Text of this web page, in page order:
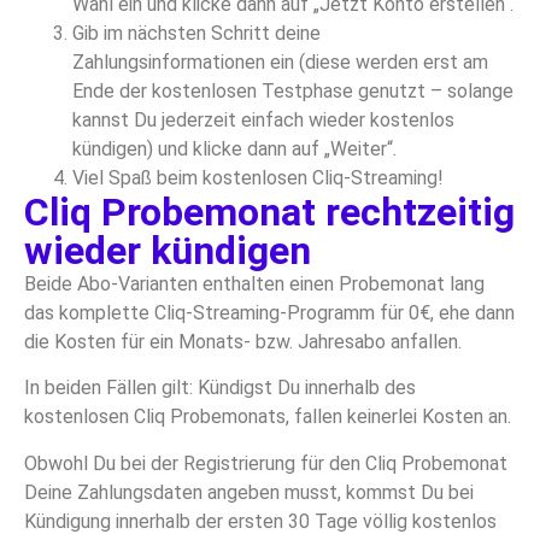
Gib im nächsten Schritt deine
Zahlungsinformationen ein (diese werden erst am
Ende der kostenlosen Testphase genutzt – solange
kannst Du jederzeit einfach wieder kostenlos
kündigen) und klicke dann auf „Weiter“.
Viel Spaß beim kostenlosen Cliq-Streaming!
Cliq Probemonat rechtzeitig
wieder kündigen
Beide Abo-Varianten enthalten einen Probemonat lang
das komplette Cliq-Streaming-Programm für 0€, ehe dann
die Kosten für ein Monats- bzw. Jahresabo anfallen.
In beiden Fällen gilt: Kündigst Du innerhalb des
kostenlosen Cliq Probemonats, fallen keinerlei Kosten an.
Obwohl Du bei der Registrierung für den Cliq Probemonat
Deine Zahlungsdaten angeben musst, kommst Du bei
Kündigung innerhalb der ersten 30 Tage völlig kostenlos